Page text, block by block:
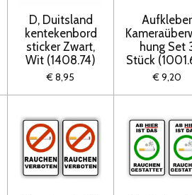
D, Duitsland
kentekenbord
sticker Zwart,
Wit (1408.74)
€ 8,95
Aufkleber
hung Set
Stück
€ 9,20